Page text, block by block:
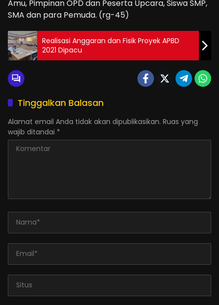
Amu, Pimpinan OPD dan Peserta Upcara, Siswa SMP,
SMA dan para Pemuda. (rg-45)
Realisasi Anggaran dan Fisik Proyek APBD
2021 Dipacu
Tinggalkan Balasan
Alamat email Anda tidak akan dipublikasikan. Ruas yang
wajib ditandai *